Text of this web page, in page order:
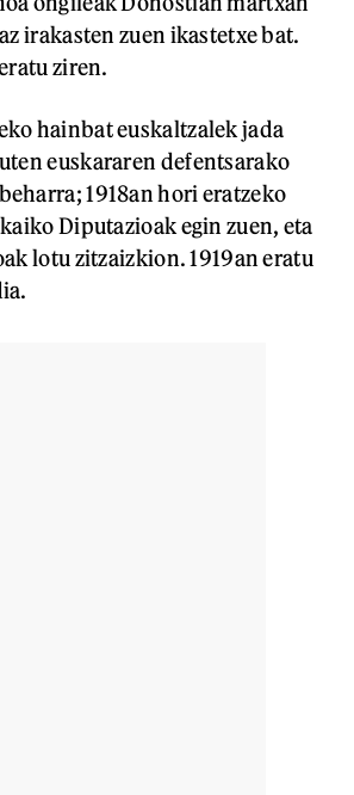
irakasten zuen ikastetxe bat.
ziren.
hainbat euskaltzalek jada
euskararen defentsarako
1918an hori eratzeko
Diputazioak egin zuen, eta
lotu zitzaizkion. 1919an eratu